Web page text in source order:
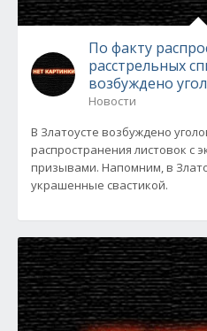
По факту
расстрельных
возбуждено
Новости
В Златоусте возбуждено
распространения листовок с
призывами. Напомним, в
украшенные свастикой.